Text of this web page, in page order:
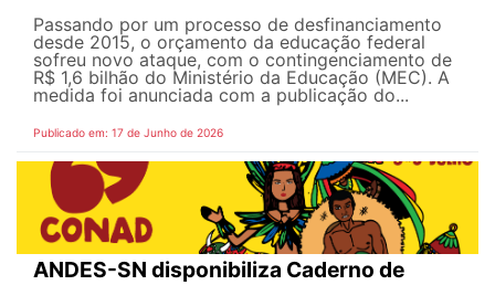
Passando por um processo de desfinanciamento
desde 2015, o orçamento da educação federal
sofreu novo ataque, com o contingenciamento de
R$ 1,6 bilhão do Ministério da Educação (MEC). A
medida foi anunciada com a publicação do...
Publicado em: 17 de Junho de 2026
ANDES-SN disponibiliza Caderno de